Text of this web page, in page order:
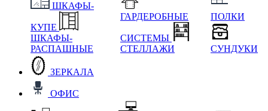
ШКАФЫ-
КУПЕ
ШКАФЫ-
РАСПАШНЫЕ
ГАРДЕРОБНЫЕ
СИСТЕМЫ
СТЕЛЛАЖИ
ПОЛКИ
СУНДУКИ
ЗЕРКАЛА
ОФИС